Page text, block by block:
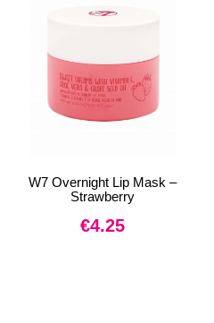
W7 Overnight Lip Mask –
Strawberry
€4.25